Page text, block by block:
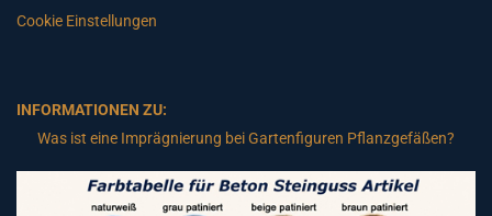
Cookie Einstellungen
INFORMATIONEN ZU:
Was ist eine Imprägnierung bei Gartenfiguren Pflanzgefäßen?